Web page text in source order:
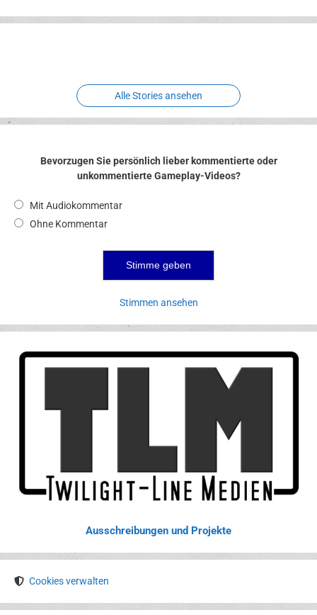
Erlebnispark
Verbotene
Alle Stories ansehen
Bevorzugen Sie persönlich lieber kommentierte oder
unkommentierte Gameplay-Videos?
Mit Audiokommentar
Ohne Kommentar
Stimmen ansehen
Ausschreibungen und Projekte
Cookies verwalten